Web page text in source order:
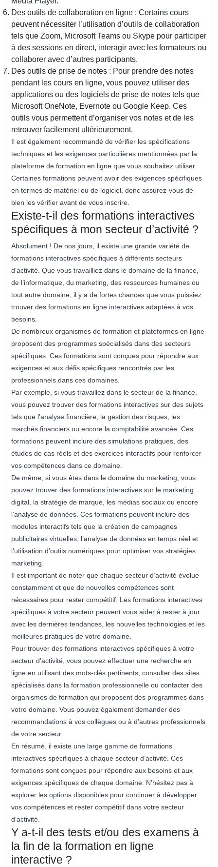
Des outils de collaboration en ligne : Certains cours
peuvent nécessiter l’utilisation d’outils de collaboration
tels que Zoom, Microsoft Teams ou Skype pour participer
à des sessions en direct, interagir avec les formateurs ou
collaborer avec d’autres participants.
Des outils de prise de notes : Pour prendre des notes
pendant les cours en ligne, vous pouvez utiliser des
applications ou des logiciels de prise de notes tels que
Microsoft OneNote, Evernote ou Google Keep. Ces
outils vous permettent d’organiser vos notes et de les
retrouver facilement ultérieurement.
Il est également recommandé de vérifier les spécifications
techniques et les exigences particulières mentionnées par la
plateforme de formation en ligne que vous souhaitez utiliser.
Certaines formations peuvent avoir des exigences spécifiques
en termes de matériel ou de logiciel, donc assurez-vous de
bien les vérifier avant de vous inscrire.
Existe-t-il des formations interactives
spécifiques à mon secteur d’activité ?
Absolument ! De nos jours, il existe une grande variété de
formations interactives spécifiques à différents secteurs
d’activité. Que vous travailliez dans le domaine de la finance,
de l’informatique, du marketing, des ressources humaines ou
tout autre domaine, il y a de fortes chances que vous puissiez
trouver des formations en ligne interactives adaptées à vos
besoins.
De nombreux organismes de formation et plateformes en ligne
proposent des programmes spécialisés dans des secteurs
spécifiques. Ces formations sont conçues pour répondre aux
exigences et aux défis spécifiques rencontrés par les
professionnels dans ces domaines.
Par exemple, si vous travaillez dans le secteur de la finance,
vous pouvez trouver des formations interactives sur des sujets
tels que l’analyse financière, la gestion des risques, les
marchés financiers ou encore la comptabilité avancée. Ces
formations peuvent inclure des simulations pratiques, des
études de cas réels et des exercices interactifs pour renforcer
vos compétences dans ce domaine.
De même, si vous êtes dans le domaine du marketing, vous
pouvez trouver des formations interactives sur le marketing
digital, la stratégie de marque, les médias sociaux ou encore
l’analyse de données. Ces formations peuvent inclure des
modules interactifs tels que la création de campagnes
publicitaires virtuelles, l’analyse de données en temps réel et
l’utilisation d’outils numériques pour optimiser vos stratégies
marketing.
Il est important de noter que chaque secteur d’activité évolue
constamment et que de nouvelles compétences sont
nécessaires pour rester compétitif. Les formations interactives
spécifiques à votre secteur peuvent vous aider à rester à jour
avec les dernières tendances, les nouvelles technologies et les
meilleures pratiques de votre domaine.
Pour trouver des formations interactives spécifiques à votre
secteur d’activité, vous pouvez effectuer une recherche en
ligne en utilisant des mots-clés pertinents, consulter des sites
spécialisés dans la formation professionnelle ou contacter des
organismes de formation qui proposent des programmes dans
votre domaine. Vous pouvez également demander des
recommandations à vos collègues ou à d’autres professionnels
de votre secteur.
En résumé, il existe une large gamme de formations
interactives spécifiques à chaque secteur d’activité. Ces
formations sont conçues pour répondre aux besoins et aux
exigences spécifiques de chaque domaine. N’hésitez pas à
explorer les options disponibles pour continuer à développer
vos compétences et rester compétitif dans votre secteur
d’activité.
Y a-t-il des tests et/ou des examens à
la fin de la formation en ligne
interactive ?